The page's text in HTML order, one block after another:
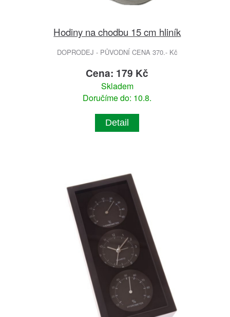
Hodiny na chodbu 15 cm hliník
DOPRODEJ - PŮVODNÍ CENA 370.- Kč
Cena: 179 Kč
Skladem
Doručíme do: 10.8.
Detail